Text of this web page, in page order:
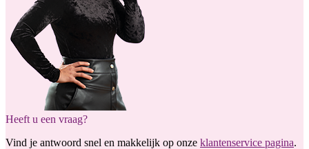
Heeft u een vraag?
Vind je antwoord snel en makkelijk op onze klantenservice pagina.